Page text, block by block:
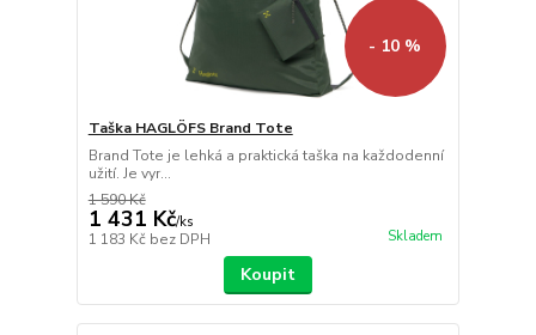
- 10 %
Taška HAGLÖFS Brand Tote
Brand Tote je lehká a praktická taška na každodenní
užití. Je vyr...
1 590 Kč
1 431 Kč/ks
1 183 Kč bez DPH Skladem
Koupit